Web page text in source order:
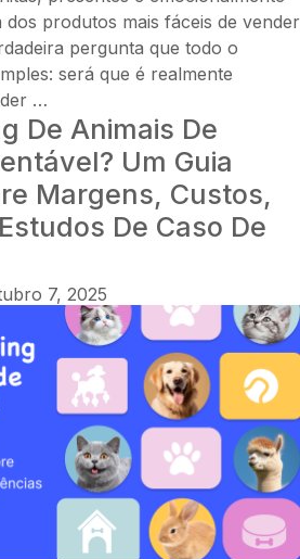
produtos mais fáceis de vender
pergunta que todo o
será que é realmente
…
de
Velas
é
Lucrativo?
Um
sobre
Margens,
Branding,
Sazonalidade
Histórias
Reais
Sucesso
De Animais De
Um Guia
Margens, Custos,
De Caso De
7, 2025